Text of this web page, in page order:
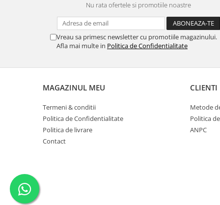
Nu rata ofertele si promotiile noastre
Vreau sa primesc newsletter cu promotiile magazinului.
Afla mai multe in Politica de Confidentialitate
MAGAZINUL MEU
Termeni & conditii
Politica de Confidentialitate
Politica de livrare
Contact
CLIENTI
Metode
Politica
ANPC